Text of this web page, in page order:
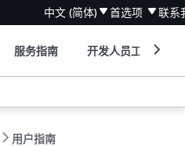
中文 (简体) 首选项 联系
服务指南 开发人员工具
用户指南